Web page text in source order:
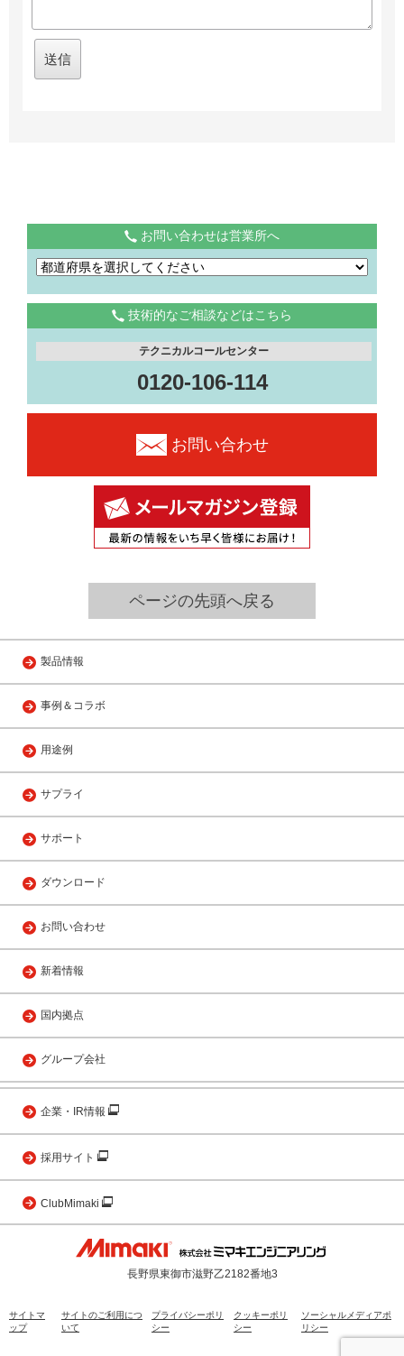
お問い合わせは営業所へ
技術的なご相談などはこちら
テクニカルコールセンター
0120-106-114
お問い合わせ
ページの先頭へ戻る
製品情報
事例＆コラボ
用途例
サプライ
サポート
ダウンロード
お問い合わせ
新着情報
国内拠点
グループ会社
企業・IR情報
採用サイト
ClubMimaki
長野県東御市滋野乙2182番地3
サイトマ
ップ
サイトのご利用につ
いて
プライバシーポリ
シー
クッキーポリ
シー
ソーシャルメディアポ
リシー